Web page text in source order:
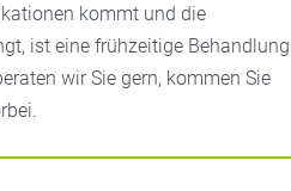
kommt und die
ist eine frühzeitige Behandlung
wir Sie gern, kommen Sie